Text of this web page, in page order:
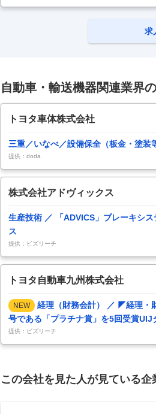
ニクス業界・家電業界において、次
ていきたいという方におススメです
求
自動車・輸送機器関連業界
トヨタ車体株式会社
三重／いなべ／設備保全（板金・塗装
提供：doda
株式会社アドヴィックス
生産技術 ／ 「ADVICS」ブレーキシ
ス
提供：ビズリーチ
トヨタ自動車九州株式会社
NEW
経理（財務会計） ／ ◤経理・
号である「プラチナ賞」を5回受賞UIJ
提供：ビズリーチ
この会社を見た人が見ている企